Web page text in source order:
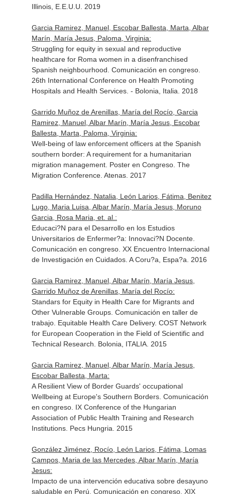
Illinois, E.E.U.U. 2019
Garcia Ramirez, Manuel, Escobar Ballesta, Marta, Albar
Marín, María Jesus, Paloma, Virginia:
Struggling for equity in sexual and reproductive
healthcare for Roma women in a disenfranchised
Spanish neighbourhood. Comunicación en congreso.
26th International Conference on Health Promoting
Hospitals and Health Services. - Bolonia, Italia. 2018
Garrido Muñoz de Arenillas, María del Rocío, Garcia
Ramirez, Manuel, Albar Marín, María Jesus, Escobar
Ballesta, Marta, Paloma, Virginia:
Well-being of law enforcement officers at the Spanish
southern border: A requirement for a humanitarian
migration management. Poster en Congreso. The
Migration Conference. Atenas. 2017
Padilla Hernández, Natalia, León Larios, Fátima, Benitez
Lugo, Maria Luisa, Albar Marín, María Jesus, Moruno
Garcia, Rosa Maria, et. al.:
Educaci?N para el Desarrollo en los Estudios
Universitarios de Enfermer?a: Innovaci?N Docente.
Comunicación en congreso. XX Encuentro Internacional
de Investigación en Cuidados. A Coru?a, Espa?a. 2016
Garcia Ramirez, Manuel, Albar Marín, María Jesus,
Garrido Muñoz de Arenillas, María del Rocío:
Standars for Equity in Health Care for Migrants and
Other Vulnerable Groups. Comunicación en taller de
trabajo. Equitable Health Care Delivery. COST Network
for European Cooperation in the Field of Scientific and
Technical Research. Bolonia, ITALIA. 2015
Garcia Ramirez, Manuel, Albar Marín, María Jesus,
Escobar Ballesta, Marta:
A Resilient View of Border Guards' occupational
Wellbeing at Europe's Southern Borders. Comunicación
en congreso. IX Conference of the Hungarian
Association of Public Health Training and Research
Institutions. Pecs Hungria. 2015
González Jiménez, Rocío, León Larios, Fátima, Lomas
Campos, Maria de las Mercedes, Albar Marín, María
Jesus:
Impacto de una intervención educativa sobre desayuno
saludable en Perú. Comunicación en congreso. XIX